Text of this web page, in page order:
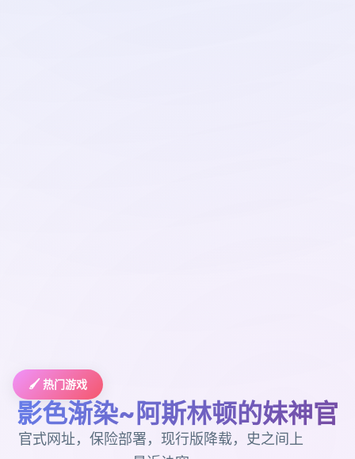
🖌️ 热门游戏
影色渐染~阿斯林顿的妹神官
官式网址，保险部署，现行版降载，史之间上